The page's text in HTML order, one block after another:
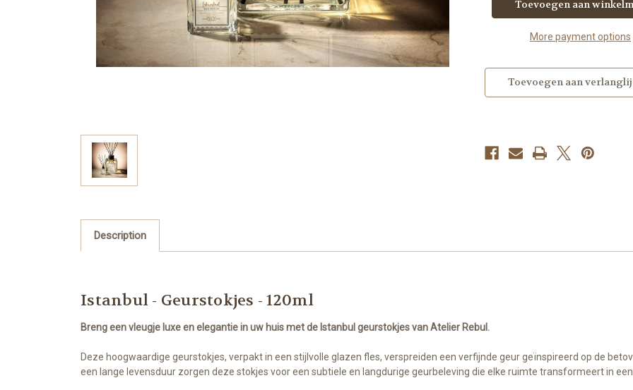
120ml. 120ml.
More payment options
Toevoegen aan
Description
Istanbul - Geurstokjes - 120ml
Breng een vleugje luxe en elegantie in uw huis met de Istanbul geurstokjes van Atelier Rebul.
Deze hoogwaardige geurstokjes, verpakt in een stijlvolle glazen fles, verspreiden een verfijnde geur geïnspireerd op de
een lange levensduur zorgen deze stokjes voor een subtiele en langdurige geurbeleving die elke ruimte transformeert in